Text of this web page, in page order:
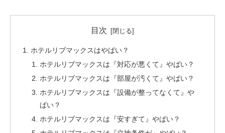
目次
ホテルリブマックスはやばい？
ホテルリブマックスは『対応が悪くて』やばい？
ホテルリブマックスは『部屋が汚くて』やばい？
ホテルリブマックスは『設備が整ってなくて』や
ばい？
ホテルリブマックスは『安すぎて』やばい？